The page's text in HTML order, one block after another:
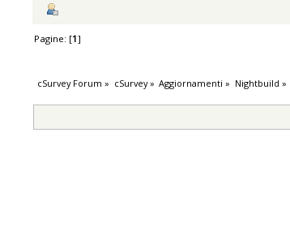
Pagine: [1]
cSurvey Forum » cSurvey» Aggiornamenti » Nightbuild »